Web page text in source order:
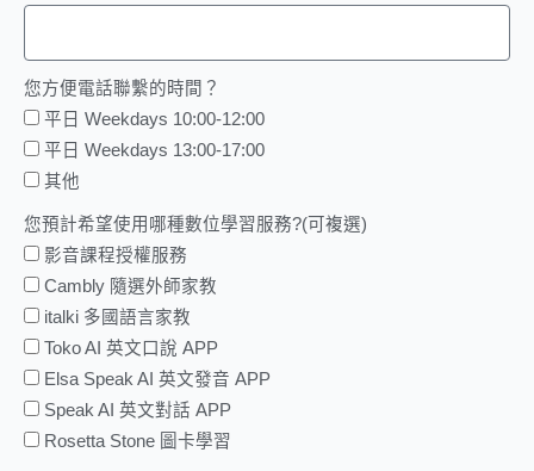
您方便電話聯繫的時間？
平日 Weekdays 10:00-12:00
平日 Weekdays 13:00-17:00
其他
您預計希望使用哪種數位學習服務?(可複選)
影音課程授權服務
Cambly 隨選外師家教
italki 多國語言家教
Toko AI 英文口說 APP
Elsa Speak AI 英文發音 APP
Speak AI 英文對話 APP
Rosetta Stone 圖卡學習